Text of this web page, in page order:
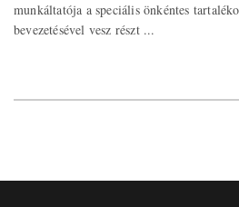
munkáltatója a speciális önkéntes
bevezetésével vesz részt ...